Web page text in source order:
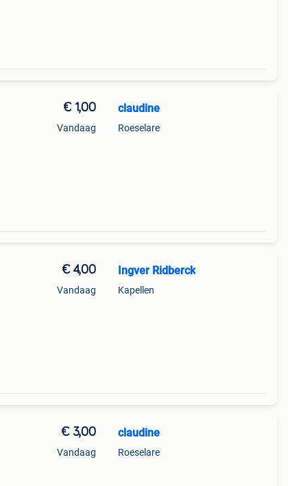
€ 1,00
Vandaag
claudine
Roeselare
€ 4,00
Vandaag
Ingver Ridberck
Kapellen
€ 3,00
Vandaag
claudine
Roeselare